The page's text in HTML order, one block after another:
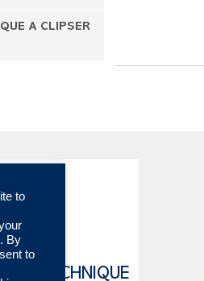
A CLIPSER
TECHNIQUE
to
By
to